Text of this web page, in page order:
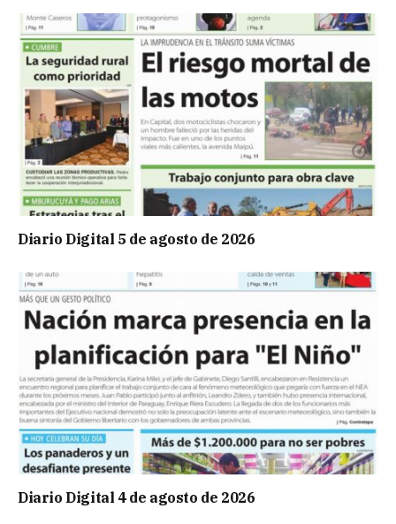
Diario Digital 5 de agosto de 2026
Diario Digital 4 de agosto de 2026